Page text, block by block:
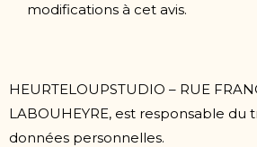
modifications à cet avis.
HEURTELOUPSTUDIO – RUE
LABOUHEYRE, est responsable du
données personnelles.